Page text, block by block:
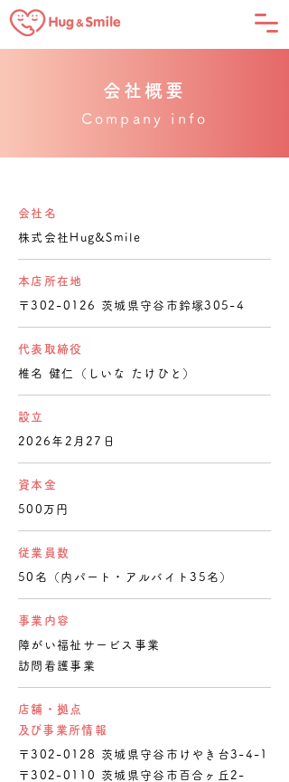
会社概要
Company info
会社名
株式会社Hug&Smile
本店所在地
〒302-0126 茨城県守谷市鈴塚305-4
代表取締役
椎名 健仁（しいな たけひと）
設立
2026年2月27日
資本金
500万円
従業員数
50名（内パート・アルバイト35名）
事業内容
障がい福祉サービス事業
訪問看護事業
店舗・拠点
​及び事業所情報
〒302-0128 茨城県守谷市けやき台3-4-1
〒302-0110 茨城県守谷市百合ヶ丘2-